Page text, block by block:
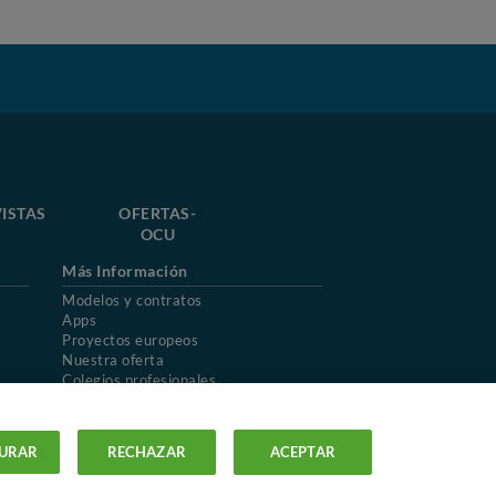
OFERTAS-
OCU
Más Información
Modelos y contratos
Apps
Proyectos europeos
Nuestra oferta
Colegios profesionales
RECHAZAR ACEPTAR